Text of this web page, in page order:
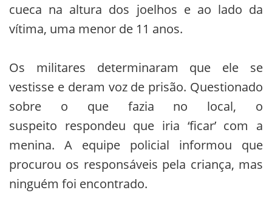
cueca na altura dos joelhos e ao lado da
vítima, uma menor de 11 anos.
Os militares determinaram que ele se
vestisse e deram voz de prisão. Questionado
sobre o que fazia no local, o
suspeito respondeu que iria ‘ficar’ com a
menina. A equipe policial informou que
procurou os responsáveis pela criança, mas
ninguém foi encontrado.